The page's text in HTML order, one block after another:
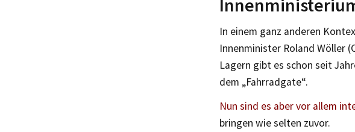
In einem ganz anderen
Innenminister Roland Wöller
Lagern gibt es schon seit
dem „Fahrradgate“.
Nun sind es aber vor allem
bringen wie selten zuvor.